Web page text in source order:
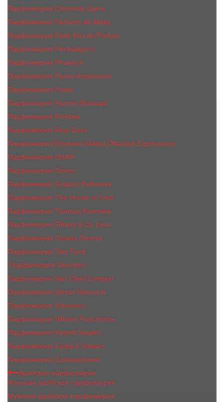
Парфюмерия Ormonde Jayne
Парфюмерия Parfums de Marly
Парфюмерия Parle Moi de Parfum
Парфюмерия Penhaligon's
Парфюмерия Phaedon
Парфюмерия Plume Impression
Парфюмерия Prada
Парфюмерия Ramon Monegal
Парфюмерия RicHard
Парфюмерия Roja Dove
Парфюмерия Rosendo Mateu Olfactive Expressions
Парфюмерия SHAIK
Парфюмерия Simimi
Парфюмерия Sospiro Perfumes
Парфюмерия The House of Oud
Парфюмерия Thomas Kosmala
Парфюмерия Tiffany & Co Love
Парфюмерия Tiziana Terenzi
Парфюмерия Tom Ford
Парфюмерия Valentino
Парфюмерия Van Cleef & Arpels
Парфюмерия Vertus Narcos'is
Парфюмерия Victorious
Парфюмерия Vilhelm Parfumerie
Парфюмерия Xerjoff Sospiro
Парфюмерия Zadig & Voltaire
Парфюмерия Zarkoperfume
Арабская парфюмерия
Женская арабская парфюмерия
Мужская арабская парфюмерия